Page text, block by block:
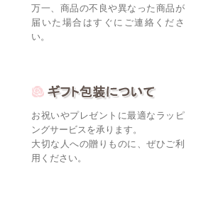
万一、商品の不良や異なった商品が
届いた場合はすぐにご連絡くださ
い。
お祝いやプレゼントに最適なラッピ
ングサービスを承ります。
大切な人への贈りものに、ぜひご利
用ください。